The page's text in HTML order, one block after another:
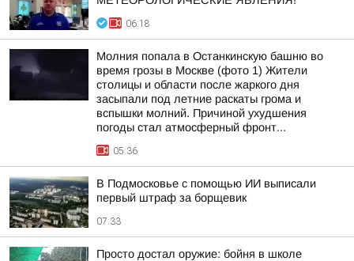
06:18
Молния попала в Останкинскую башню во
время грозы в Москве (фото 1) Жители
столицы и области после жаркого дня
засыпали под летние раскаты грома и
вспышки молний. Причиной ухудшения
погоды стал атмосферный фронт...
05:36
В Подмосковье с помощью ИИ выписали
первый штраф за борщевик
07:33
Просто достал оружие: бойня в школе